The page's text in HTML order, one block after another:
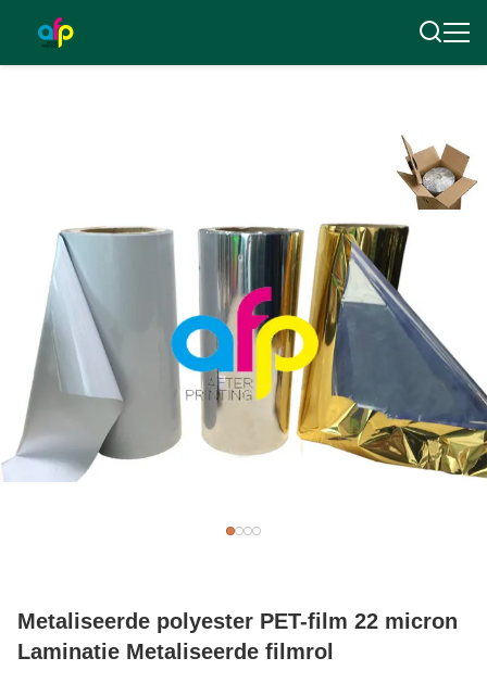
Metaliseerde polyester PET-film 22 micron
Laminatie Metaliseerde filmrol